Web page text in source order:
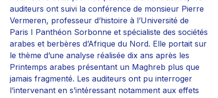
auditeurs ont suivi la conférence de monsieur Pierre
Vermeren, professeur d’histoire à l’Université de
Paris I Panthéon Sorbonne et spécialiste des sociétés
arabes et berbères d’Afrique du Nord. Elle portait sur
le thème d’une analyse réalisée dix ans après les
Printemps arabes présentant un Maghreb plus que
jamais fragmenté. Les auditeurs ont pu interroger
l’intervenant en s’intéressant notamment aux effets